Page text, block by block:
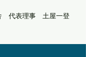
代表理事　土屋一登